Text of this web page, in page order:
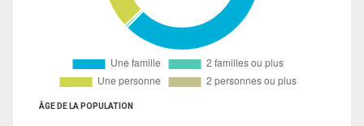
ÂGE DE LA POPULATION